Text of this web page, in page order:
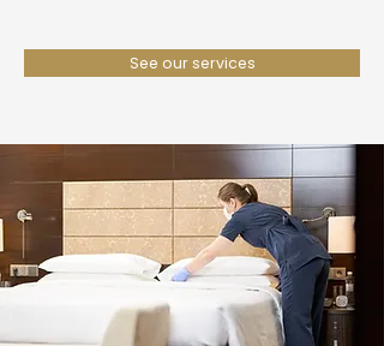
See our services